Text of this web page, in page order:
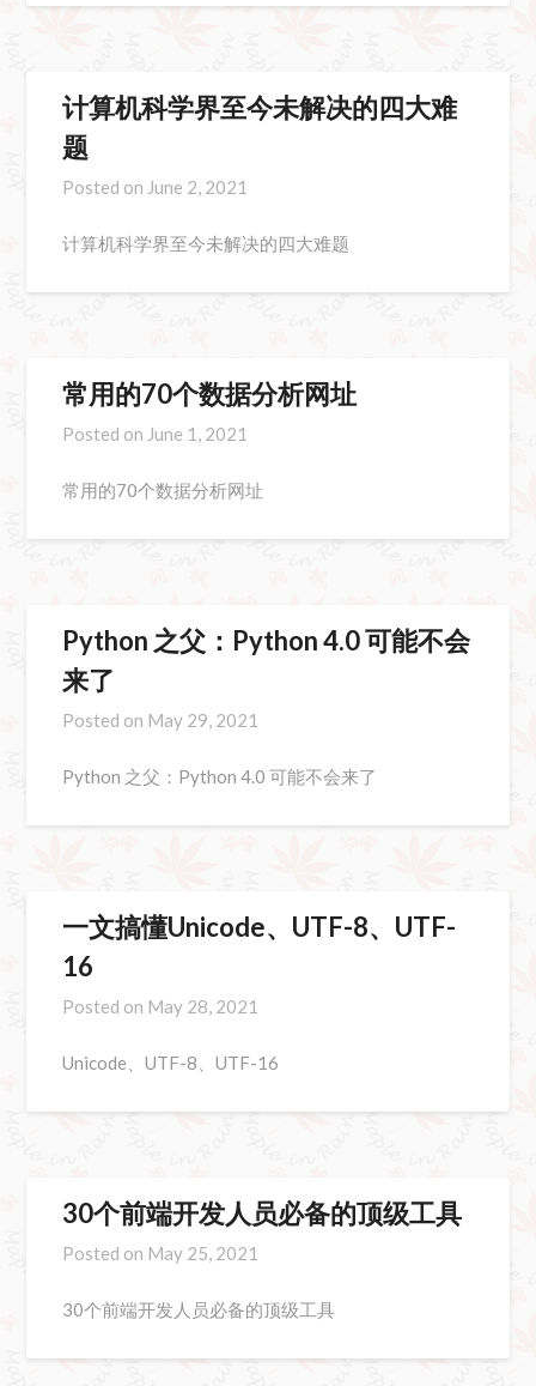
计算机科学界至今未解决的四大难
题
Posted on June 2, 2021
计算机科学界至今未解决的四大难题
常用的70个数据分析网址
Posted on June 1, 2021
常用的70个数据分析网址
Python 之父：Python 4.0 可能不会
来了
Posted on May 29, 2021
Python 之父：Python 4.0 可能不会来了
一文搞懂Unicode、UTF-8、UTF-
16
Posted on May 28, 2021
Unicode、UTF-8、UTF-16
30个前端开发人员必备的顶级工具
Posted on May 25, 2021
30个前端开发人员必备的顶级工具